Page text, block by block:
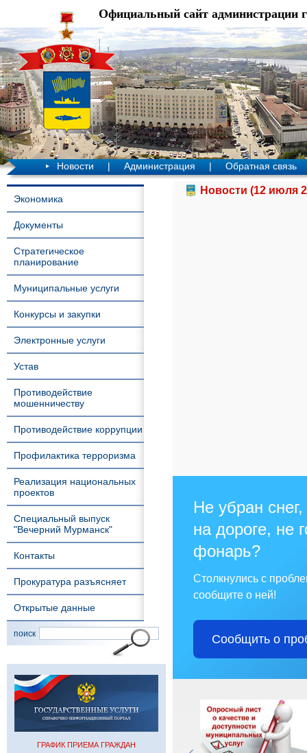
Официальный сайт администрации
Новости | Администрация | Обратная связь
Экономика
Документы
Стратегическое
планирование
Муниципальные услуги
Конкурсы и закупки
Электронные услуги
Устав
Противодействие
мошенничеству
Противодействие коррупции
Профилактика терроризма
Реализация национальных
проектов
Специальный выпуск
"Вечерний Мурманск"
Контакты
Прокуратура разъясняет
Открытые данные
поиск
ГРАФИК ПРИЕМА ГРАЖДАН
Новости (12 июля
Не убран
на дороге, не
фонарь?
Столкнулись с
сообщите о ней!
Сообщить о